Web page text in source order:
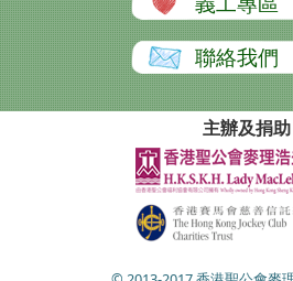
聯絡我們
主辦及捐助